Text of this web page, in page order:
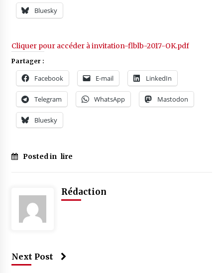
Bluesky
Cliquer pour accéder à invitation-flblb-2017-OK.pdf
Partager :
Facebook E-mail LinkedIn
Telegram WhatsApp Mastodon
Bluesky
Posted in lire
Rédaction
Next Post